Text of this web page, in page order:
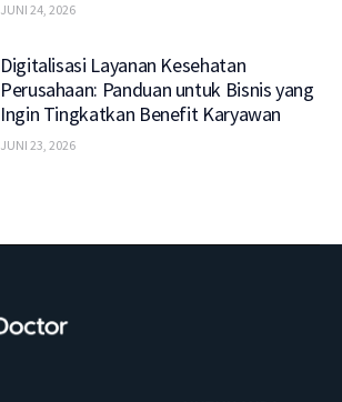
JUNI 24, 2026
Digitalisasi Layanan Kesehatan
Perusahaan: Panduan untuk Bisnis yang
Ingin Tingkatkan Benefit Karyawan
JUNI 23, 2026